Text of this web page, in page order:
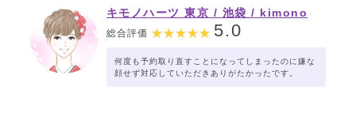
キモノハーツ 東京 / 池袋 / kimono
hearts Tokyo-ikebukuro-
総合評価 5.0
何度も予約取り直すことになってしまったのに嫌な
顔せず対応していただきありがたかったです。